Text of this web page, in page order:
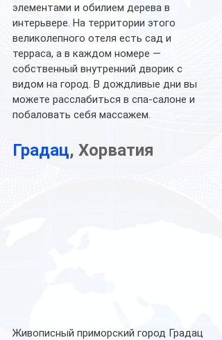
элементами и обилием дерева в
интерьвере. На территории этого
великолепного отеля есть сад и
терраса, а в каждом номере —
собственный внутренний дворик с
видом на город. В дождливые дни вы
можете расслабиться в спа-салоне и
побаловать себя массажем.
Градац, Хорватия
Живописный приморский город Градац